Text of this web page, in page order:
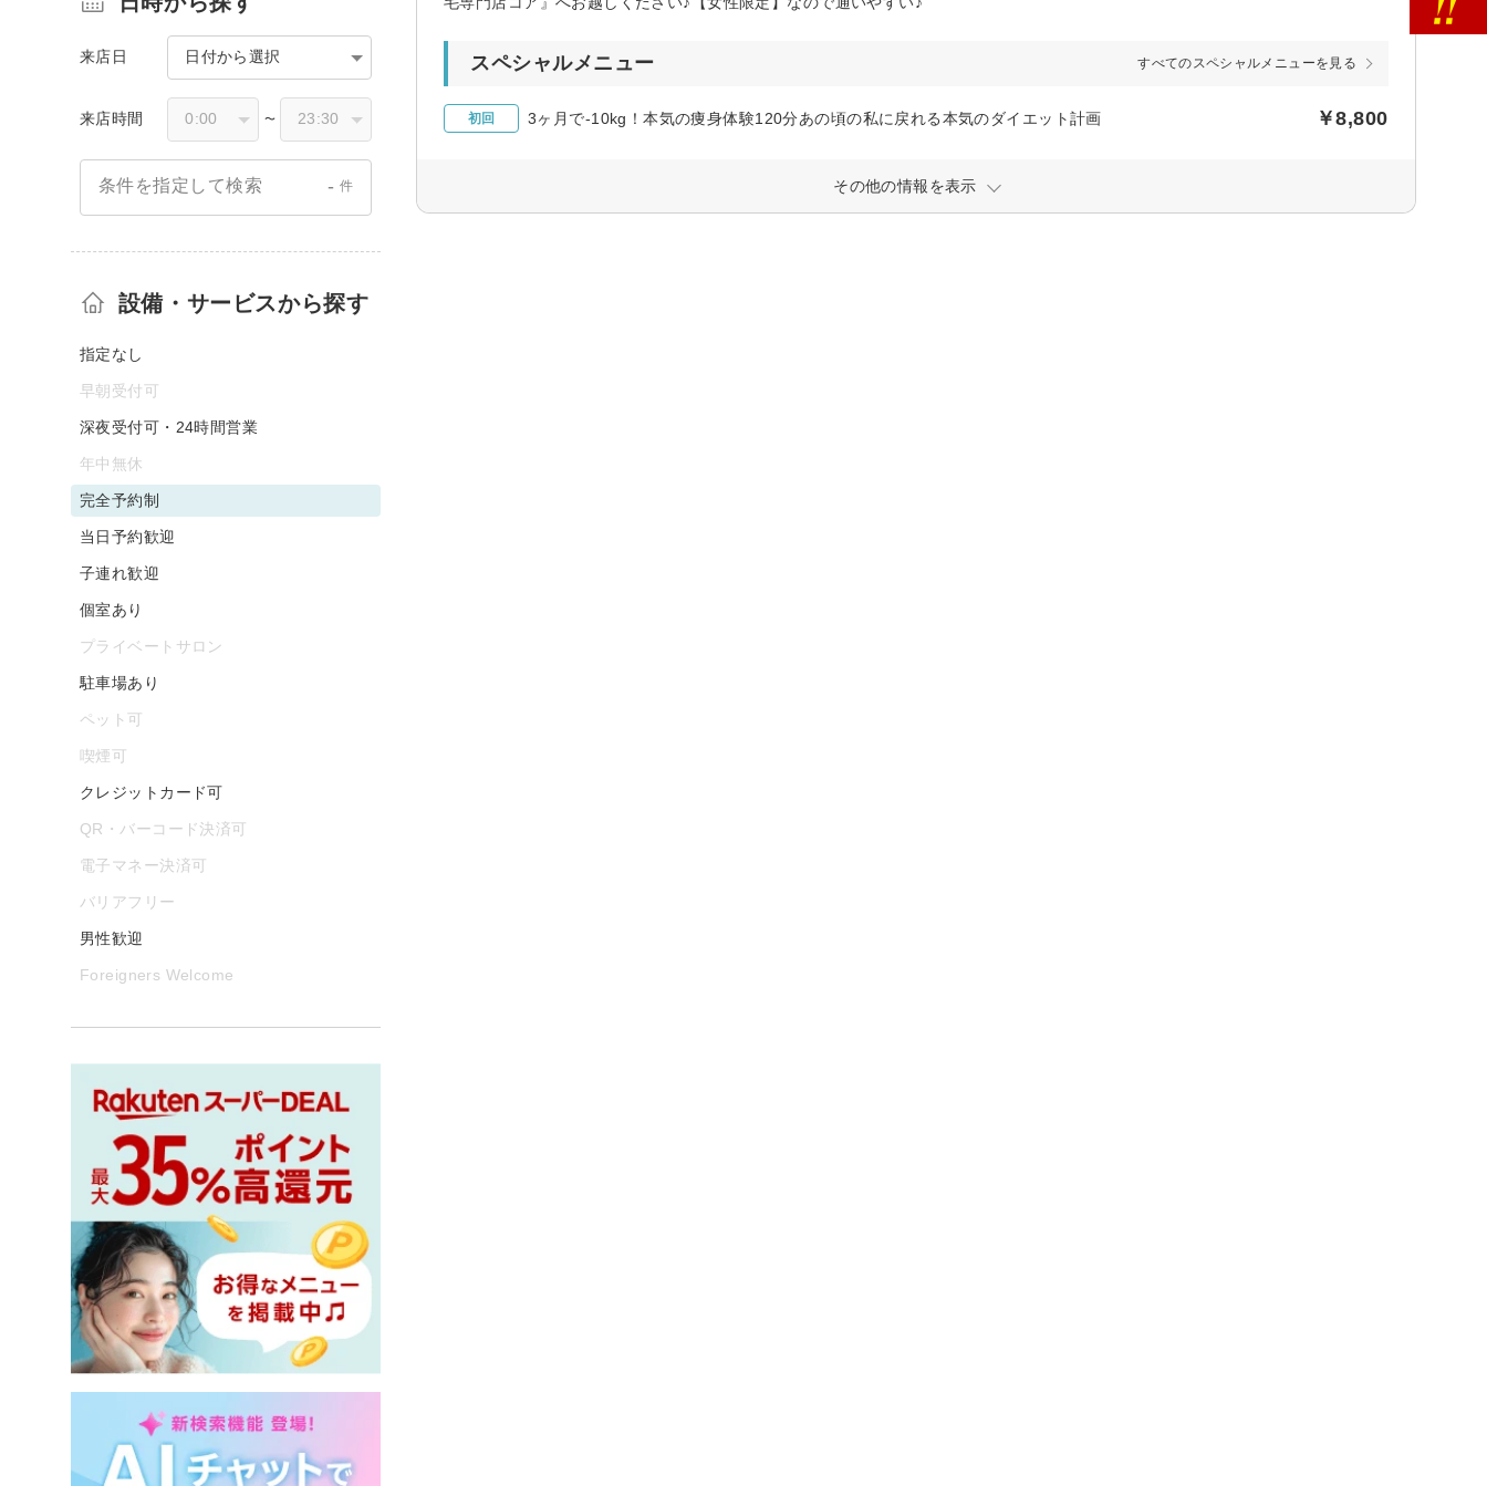
スペシャルメニュー すべてのスペシャルメニューを見る
初回 3ヶ月で-10kg！本気の痩身体験120分あの頃の私に戻れる本気のダイエット計画 ￥8,800
その他の情報を表示
来店日 日付から選択
来店時間 〜
条件を指定して検索 - 件
設備・サービスから探す
指定なし
早朝受付可
深夜受付可・24時間営業
年中無休
完全予約制
当日予約歓迎
子連れ歓迎
個室あり
プライベートサロン
駐車場あり
ペット可
喫煙可
クレジットカード可
QR・バーコード決済可
電子マネー決済可
バリアフリー
男性歓迎
Foreigners Welcome